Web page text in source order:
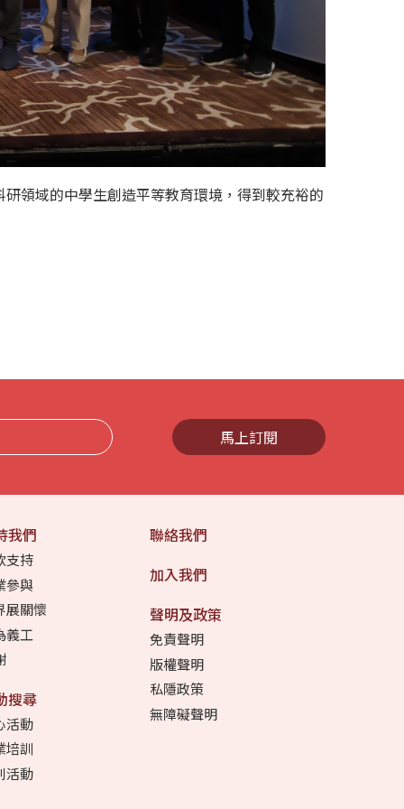
領域的中學生創造平等教育環境，得到較充裕的
馬上訂閱
我們
支持
參與
展關懷
義工
搜尋
活動
培訓
活動
聯絡我們
加入我們
聲明及政策
免責聲明
版權聲明
私隱政策
無障礙聲明